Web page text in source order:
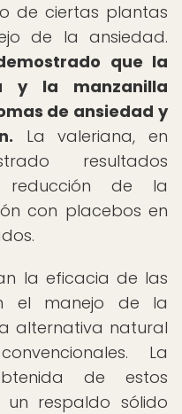
de ciertas plantas
de la ansiedad.
que la
y la manzanilla
de ansiedad y
La valeriana, en
resultados
reducción de la
con placebos en
la eficacia de las
el manejo de la
alternativa natural
La
de estos
un respaldo sólido